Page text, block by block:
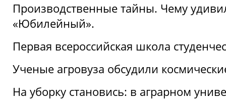
Производственные тайны. Чему
«Юбилейный».
Первая всероссийская школа
Ученые агровуза обсудили
На уборку становись: в аграрном